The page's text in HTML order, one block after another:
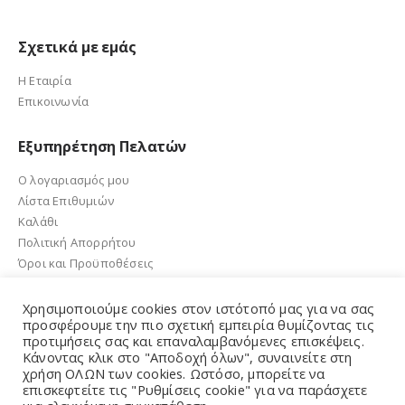
Σχετικά με εμάς
Η Εταιρία
Επικοινωνία
Εξυπηρέτηση Πελατών
Ο λογαριασμός μου
Λίστα Επιθυμιών
Καλάθι
Πολιτική Απορρήτου
Όροι και Προϋποθέσεις
e-sandalidis.gr 2021. Created by GMG Solutions
Χρησιμοποιούμε cookies στον ιστότοπό μας για να σας
προσφέρουμε την πιο σχετική εμπειρία θυμίζοντας τις
προτιμήσεις σας και επαναλαμβανόμενες επισκέψεις.
Κάνοντας κλικ στο "Αποδοχή όλων", συναινείτε στη
χρήση ΟΛΩΝ των cookies. Ωστόσο, μπορείτε να
επισκεφτείτε τις "Ρυθμίσεις cookie" για να παράσχετε